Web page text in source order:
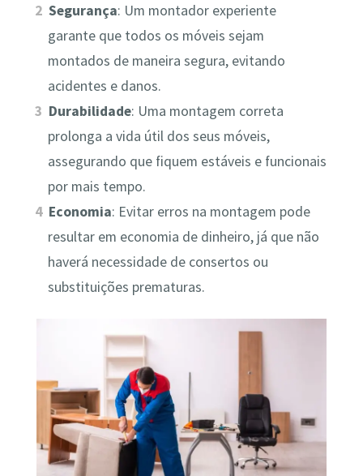
Segurança: Um montador experiente
garante que todos os móveis sejam
montados de maneira segura, evitando
acidentes e danos.
Durabilidade: Uma montagem correta
prolonga a vida útil dos seus móveis,
assegurando que fiquem estáveis e funcionais
por mais tempo.
Economia: Evitar erros na montagem pode
resultar em economia de dinheiro, já que não
haverá necessidade de consertos ou
substituições prematuras.